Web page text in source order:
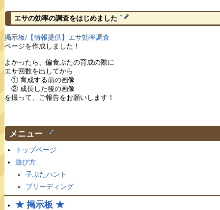
エサの効率の調査をはじめました †
掲示板/【情報提供】エサ効率調査
ページを作成しました！
よかったら、偏食ぶたの育成の際に
エサ回数を出してから
① 育成する前の画像
② 成長した後の画像
を撮って、ご報告をお願いします！
メニュー †
トップページ
遊び方
子ぶたハント
ブリーディング
★ 掲示板 ★